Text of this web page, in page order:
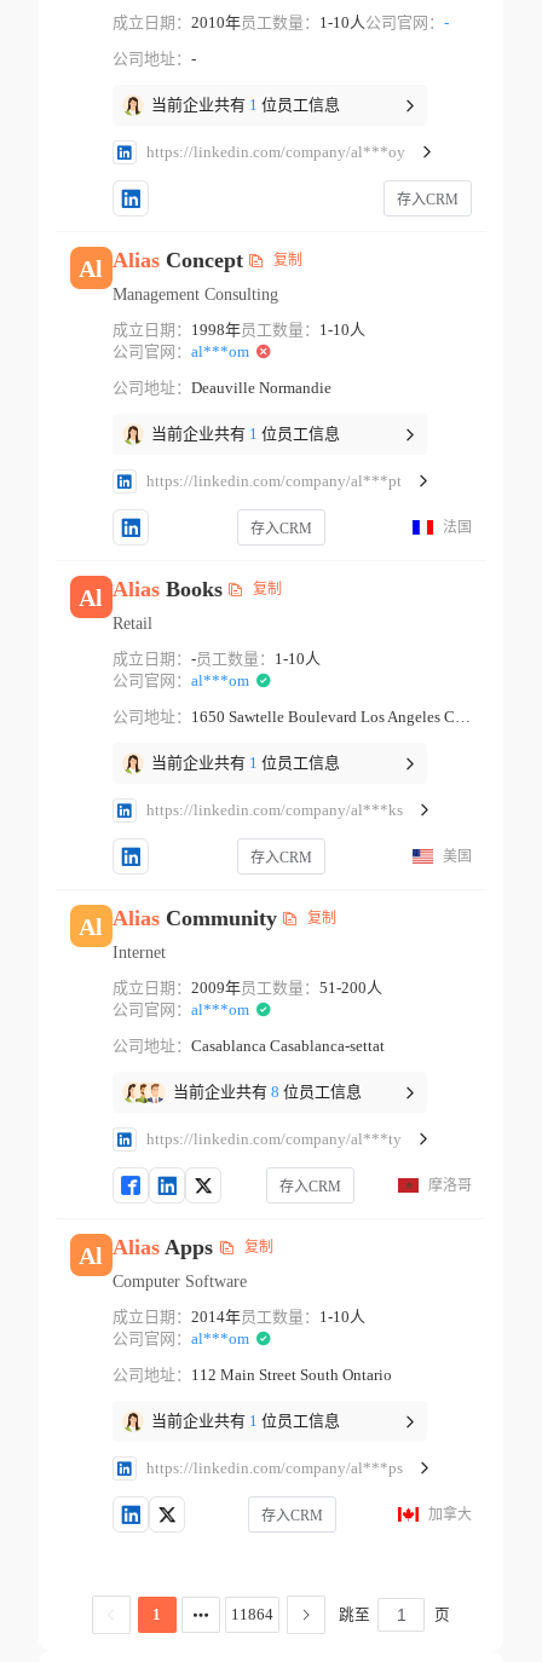
成立日期： 2010年员工数量： 1-10人公司官网： -
公司地址： -
当前企业共有 1 位员工信息
https://linkedin.com/company/al***oy
存入CRM
Al AliasConcept 复制
Management Consulting
成立日期： 1998年员工数量： 1-10人
公司官网： al***om
公司地址： Deauville Normandie
当前企业共有 1 位员工信息
https://linkedin.com/company/al***pt
存入CRM 法国
Al AliasBooks 复制
Retail
成立日期： -员工数量： 1-10人
公司官网： al***om
公司地址：
1650 Sawtelle Boulevard Los Angeles California
当前企业共有 1 位员工信息
https://linkedin.com/company/al***ks
存入CRM 美国
Al AliasCommunity 复制
Internet
成立日期： 2009年员工数量： 51-200人
公司官网： al***om
公司地址： Casablanca Casablanca-settat
当前企业共有 8 位员工信息
https://linkedin.com/company/al***ty
存入CRM 摩洛哥
Al AliasApps 复制
Computer Software
成立日期： 2014年员工数量： 1-10人
公司官网： al***om
公司地址： 112 Main Street South Ontario
当前企业共有 1 位员工信息
https://linkedin.com/company/al***ps
存入CRM 加拿大
1 11864 跳至 页